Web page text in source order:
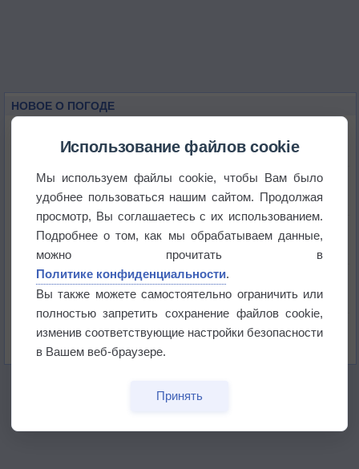
НОВОЕ О ПОГОДЕ
Космическая погода влияет на транспорт
Приложение построит маршрут через тень
Атмосфера начала замерзать
Использование файлов cookie
Мы используем файлы cookie, чтобы Вам было
удобнее пользоваться нашим сайтом. Продолжая
просмотр, Вы соглашаетесь с их использованием.
Подробнее о том, как мы обрабатываем данные,
можно прочитать в
Политике конфиденциальности.
Вы также можете самостоятельно ограничить или
полностью запретить сохранение файлов cookie,
изменив соответствующие настройки безопасности
в Вашем веб-браузере.
Принять